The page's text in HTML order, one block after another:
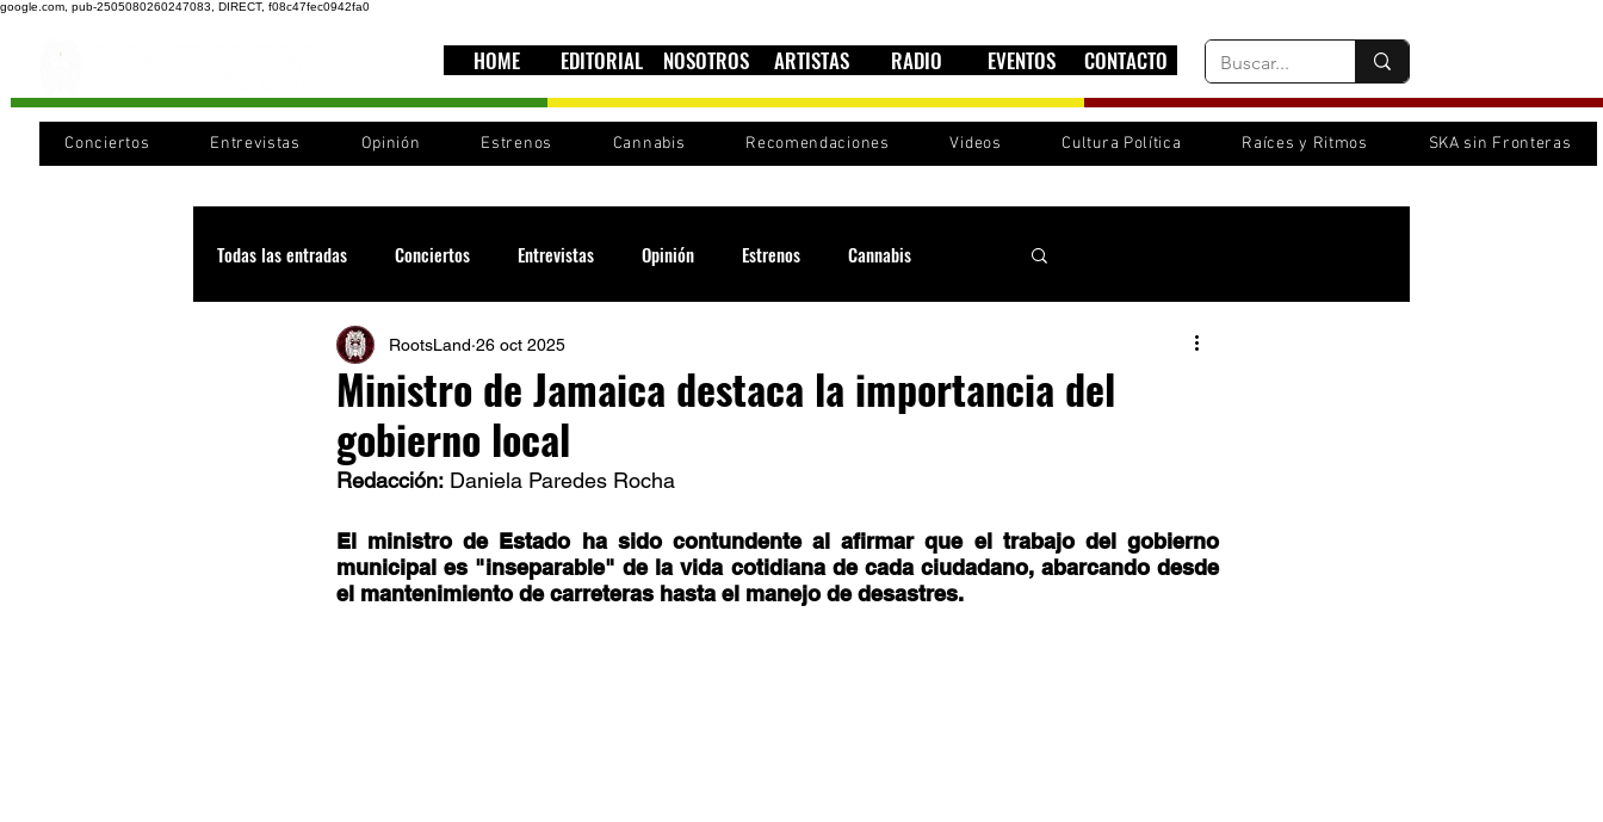
google.com, pub-2505080260247083, DIRECT, f08c47fec0942fa0
HOME EDITORIAL NOSOTROS ARTISTAS RADIO EVENTOS CONTACTO
Conciertos Entrevistas Opinión Estrenos Cannabis Recomendaciones Videos Cultura Política Raíces y Ritmos SKA sin Fronteras
Todas las entradas Conciertos Entrevistas Opinión Estrenos Cannabis
Recomendaciones Videos Cultura política
Cultura Cobertura
Documentales Podcast Rastafari Fuera del reggae ANCOP
Ministro de Jamaica destaca la importancia del
gobierno local
RootsLand 26 oct 2025
Redacción: Daniela Paredes Rocha
El ministro de Estado ha sido contundente al afirmar que el trabajo del gobierno
municipal es "inseparable" de la vida cotidiana de cada ciudadano, abarcando desde
el mantenimiento de carreteras hasta el manejo de desastres.